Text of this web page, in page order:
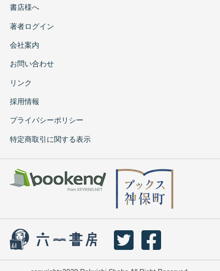
書店様へ
著者ログイン
会社案内
お問い合わせ
リンク
採用情報
プライバシーポリシー
特定商取引に関する表示